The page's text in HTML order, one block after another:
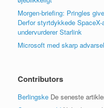
Morgen-briefing: Pringles
Derfor styrtdykkede
undervurderer Starlink
Microsoft med skarp
Contributors
Berlingske De seneste